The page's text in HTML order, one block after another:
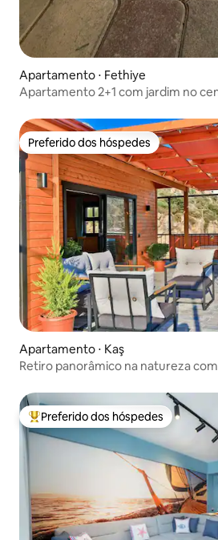
Apartamento ⋅ Fethiye
Apartamento 2+1 com jardim no
Preferido dos hóspedes
Preferido dos hóspedes
Apartamento ⋅ Kaş
Retiro panorâmico na natureza
Entre os melhores preferidos dos
Preferido dos hóspedes